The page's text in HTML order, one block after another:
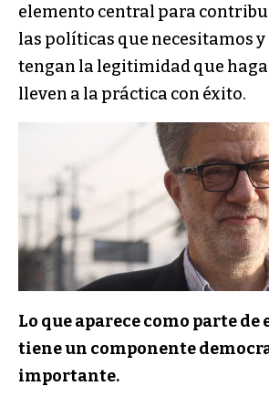
elemento central para
las políticas que necesitamos
tengan la legitimidad que haga
lleven a la práctica con éxito.
Lo que aparece como parte de
tiene un componente
importante.